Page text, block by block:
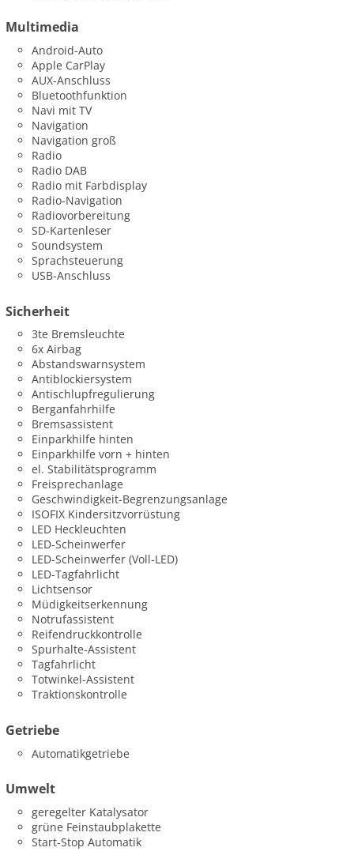
Multimedia
Android-Auto
Apple CarPlay
AUX-Anschluss
Bluetoothfunktion
Navi mit TV
Navigation
Navigation groß
Radio
Radio DAB
Radio mit Farbdisplay
Radio-Navigation
Radiovorbereitung
SD-Kartenleser
Soundsystem
Sprachsteuerung
USB-Anschluss
Sicherheit
3te Bremsleuchte
6x Airbag
Abstandswarnsystem
Antiblockiersystem
Antischlupfregulierung
Berganfahrhilfe
Bremsassistent
Einparkhilfe hinten
Einparkhilfe vorn + hinten
el. Stabilitätsprogramm
Freisprechanlage
Geschwindigkeit-Begrenzungsanlage
ISOFIX Kindersitzvorrüstung
LED Heckleuchten
LED-Scheinwerfer
LED-Scheinwerfer (Voll-LED)
LED-Tagfahrlicht
Lichtsensor
Müdigkeitserkennung
Notrufassistent
Reifendruckkontrolle
Spurhalte-Assistent
Tagfahrlicht
Totwinkel-Assistent
Traktionskontrolle
Getriebe
Automatikgetriebe
Umwelt
geregelter Katalysator
grüne Feinstaubplakette
Start-Stop Automatik